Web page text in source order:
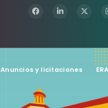
Anuncios y licitaciones